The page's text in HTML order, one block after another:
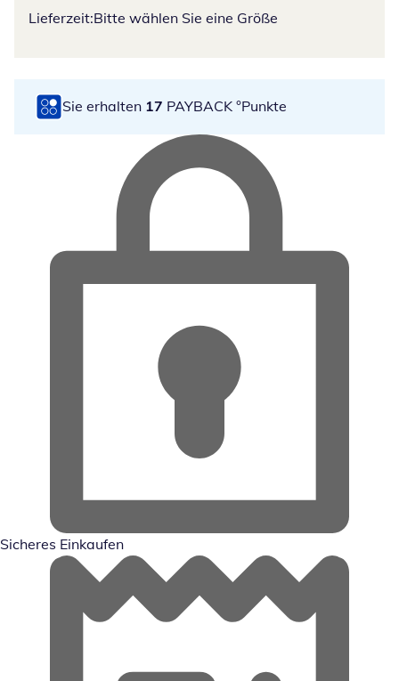
Lieferzeit:Bitte wählen Sie eine Größe
Sie erhalten 17 PAYBACK °Punkte
Sicheres Einkaufen